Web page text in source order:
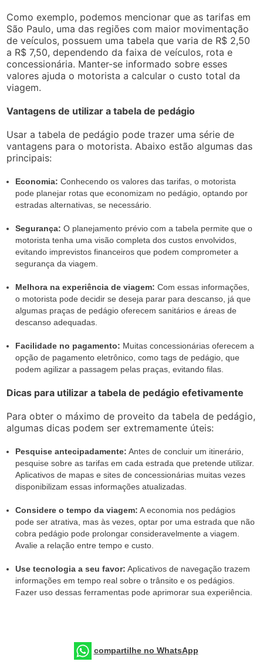
Como exemplo, podemos mencionar que as tarifas em
São Paulo, uma das regiões com maior movimentação
de veículos, possuem uma tabela que varia de R$ 2,50
a R$ 7,50, dependendo da faixa de veículos, rota e
concessionária. Manter-se informado sobre esses
valores ajuda o motorista a calcular o custo total da
viagem.
Vantagens de utilizar a tabela de pedágio
Usar a tabela de pedágio pode trazer uma série de
vantagens para o motorista. Abaixo estão algumas das
principais:
Economia: Conhecendo os valores das tarifas, o motorista
pode planejar rotas que economizam no pedágio, optando por
estradas alternativas, se necessário.
Segurança: O planejamento prévio com a tabela permite que o
motorista tenha uma visão completa dos custos envolvidos,
evitando imprevistos financeiros que podem comprometer a
segurança da viagem.
Melhora na experiência de viagem: Com essas informações,
o motorista pode decidir se deseja parar para descanso, já que
algumas praças de pedágio oferecem sanitários e áreas de
descanso adequadas.
Facilidade no pagamento: Muitas concessionárias oferecem a
opção de pagamento eletrônico, como tags de pedágio, que
podem agilizar a passagem pelas praças, evitando filas.
Dicas para utilizar a tabela de pedágio efetivamente
Para obter o máximo de proveito da tabela de pedágio,
algumas dicas podem ser extremamente úteis:
Pesquise antecipadamente: Antes de concluir um itinerário,
pesquise sobre as tarifas em cada estrada que pretende utilizar.
Aplicativos de mapas e sites de concessionárias muitas vezes
disponibilizam essas informações atualizadas.
Considere o tempo da viagem: A economia nos pedágios
pode ser atrativa, mas às vezes, optar por uma estrada que não
cobra pedágio pode prolongar consideravelmente a viagem.
Avalie a relação entre tempo e custo.
Use tecnologia a seu favor: Aplicativos de navegação trazem
informações em tempo real sobre o trânsito e os pedágios.
Fazer uso dessas ferramentas pode aprimorar sua experiência.
compartilhe no WhatsApp